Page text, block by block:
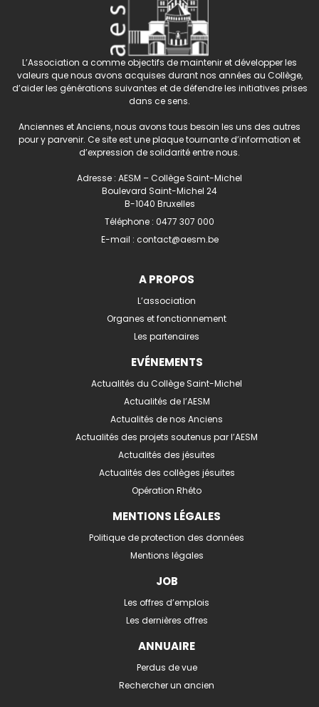
L’Association a comme objectifs de maintenir et développer les
valeurs que nous avons acquises durant nos années au Collège,
d’aider les générations suivantes et de défendre les initiatives prises
dans ce sens.
Anciennes et Anciens, nous avons tous besoin les uns des autres
pour y parvenir. Ce site est une plaque tournante d’information et
d’expression de solidarité entre nous.
Adresse : AESM – Collège Saint-Michel
Boulevard Saint-Michel 24
B-1040 Bruxelles
Téléphone : 0477 307 000
E-mail : contact@aesm.be
A PROPOS
L’association
Organes et fonctionnement
Les partenaires
EVÉNEMENTS
Actualités du Collège Saint-Michel
Actualités de l’AESM
Actualités de nos Anciens
Actualités des projets soutenus par l’AESM
Actualités des jésuites
Actualités des collèges jésuites
Opération Rhéto
MENTIONS LÉGALES
Politique de protection des données
Mentions légales
JOB
Les offres d’emplois
Les dernières offres
ANNUAIRE
Perdus de vue
Rechercher un ancien